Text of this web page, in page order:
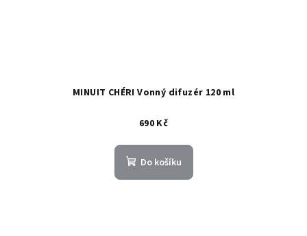
MINUIT CHÉRI Vonný difuzér 120 ml
690 Kč
Do košíku